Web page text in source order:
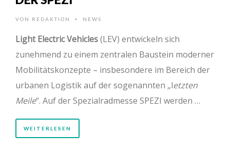
VON REDAKTION • NEWS
Light Electric Vehicles(LEV) entwickeln sich
zunehmend zu einem zentralen Baustein moderner
Mobilitätskonzepte – insbesondere im Bereich der
urbanen Logistik auf der sogenannten „letzten
Meile“. Auf der Spezialradmesse SPEZI werden …
WEITERLESEN